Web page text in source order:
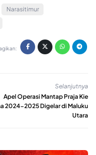
Narasitimur
Selanjutnya
Apel Operasi Mantap Praja Kie
2024-2025 Digelar di Maluku
Utara